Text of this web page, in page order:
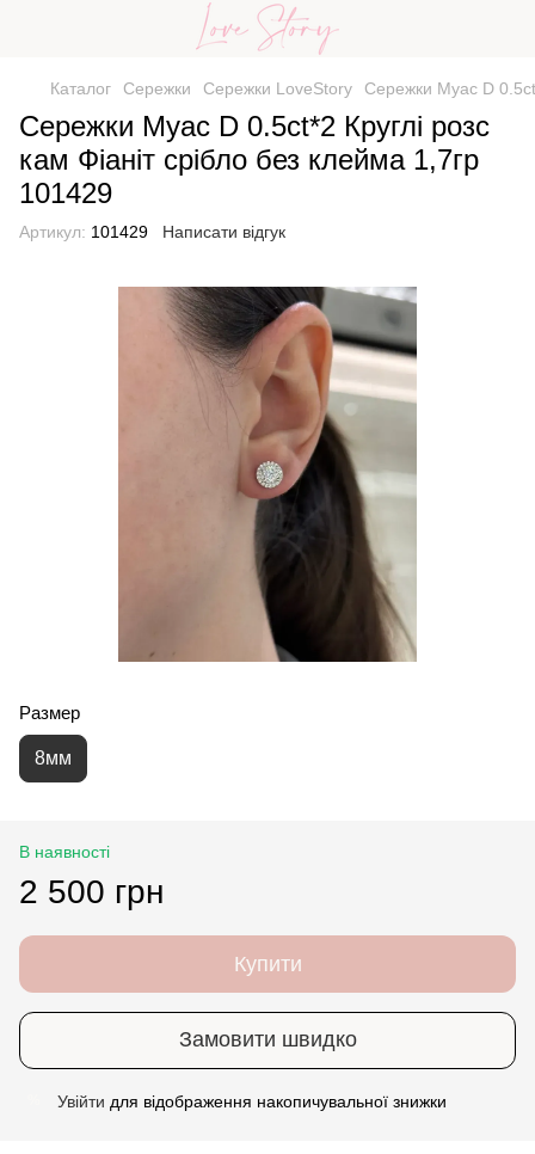
Каталог Сережки Сережки LoveStory Сережки Муас D
Сережки Муас D 0.5ct*2 Круглі розс
кам Фіаніт срібло без клейма 1,7гр
101429
Артикул: 101429 Написати відгук
Размер
8мм
В наявності
2 500 грн
Купити
Замовити швидко
Увійти для відображення накопичувальної знижки